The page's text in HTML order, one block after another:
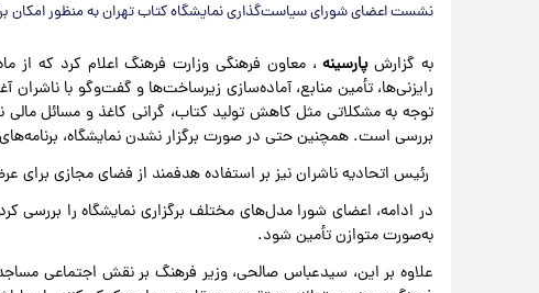
نشست اعضای شورای سیاست‌گذاری نمایشگاه کتاب تهران به منظور امکان
به گزارشپارسینه، معاون فرهنگی وزارت فرهنگ اعلام کرد که از
رایزنی‌ها، تأمین منابع، آماده‌سازی زیرساخت‌ها و گفت‌وگو با
توجه به مشکلاتی مثل کاهش تولید کتاب، گرانی کاغذ و مسائل مالی
بررسی است. همچنین حتی در صورت برگزار نشدن نمایشگاه،
رئیس اتحادیه ناشران نیز بر استفاده هدفمند از فضای مجازی برای
در ادامه، اعضای شورا مدل‌های مختلف برگزاری نمایشگاه را بررسی
به‌صورت متوازن تأمین شود.
علاوه بر این، سیدعباس صالحی، وزیر فرهنگ بر نقش اجتماعی